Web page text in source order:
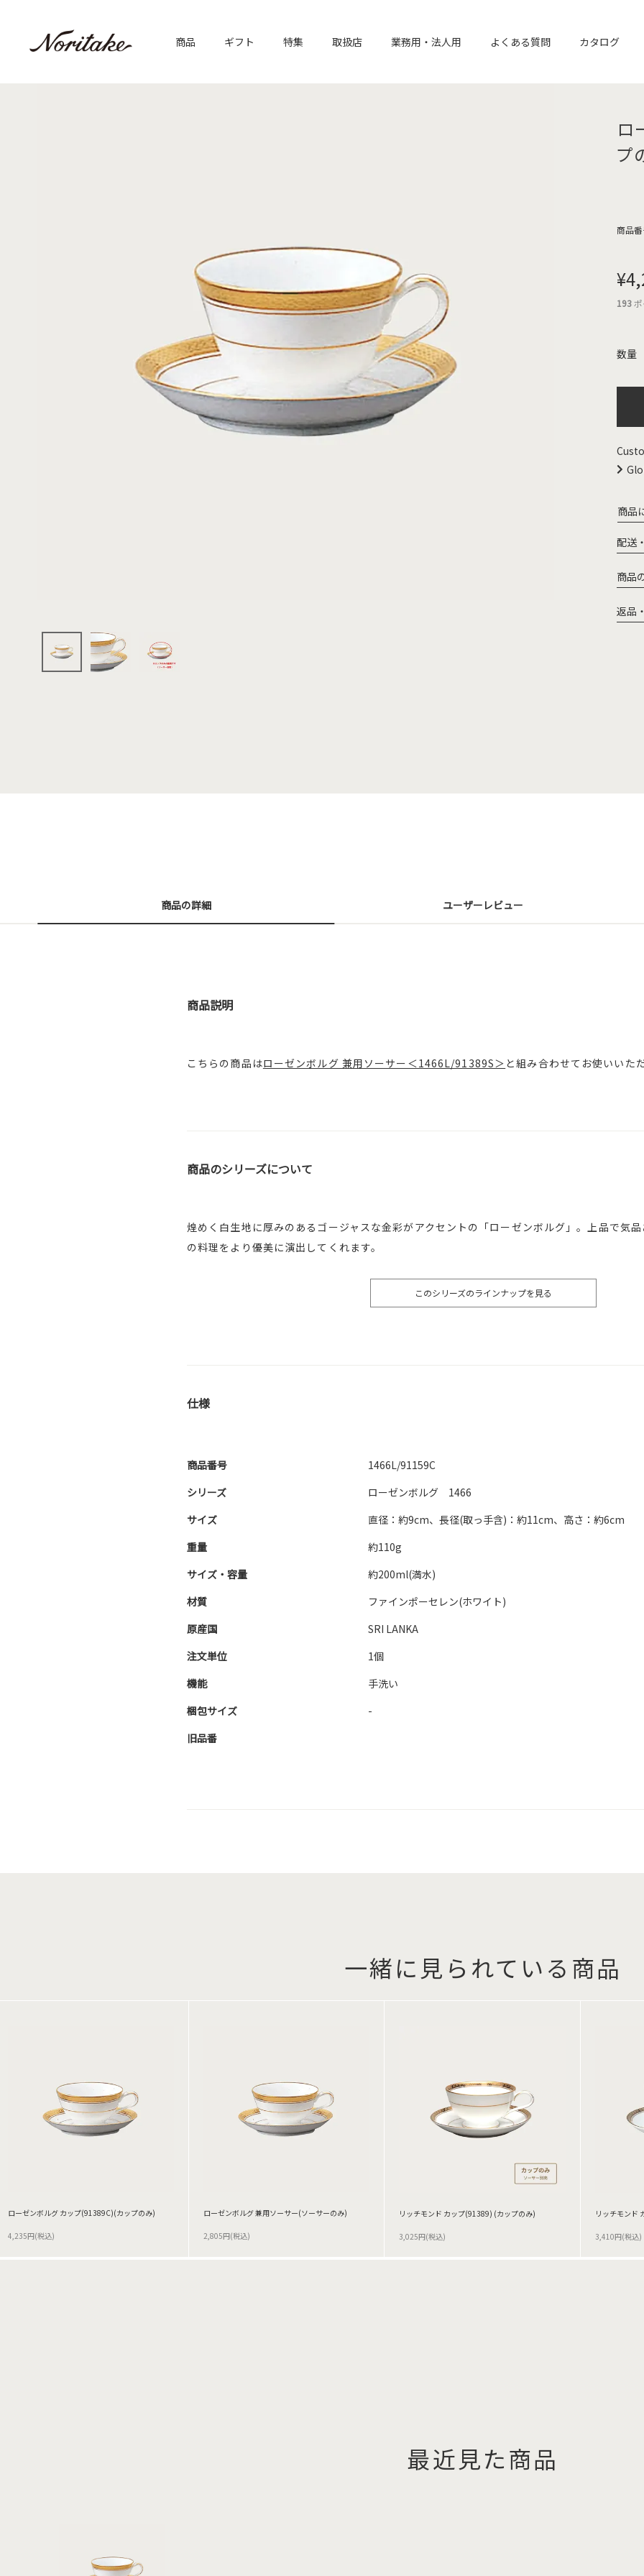
商品 ギフト 特集 取扱店 業務用・法人用 よくある質問 カタログ
ロ
プ
商品
¥
193
商品
配送
商品
返品
商品の詳細 ユーザーレビュー
商品説明
こちらの商品はローゼンボルグ 兼用ソーサー＜1466L/91389S＞ と組み合わせてお使いいた
商品のシリーズについて
煌めく白生地に厚みのあるゴージャスな金彩がアクセントの「ローゼンボルグ」。上品で気
の料理をより優美に演出してくれます。
このシリーズのラインナップを見る
仕様
商品番号
1466L/91159C
シリーズ
ローゼンボルグ 1466
サイズ
直径：約9cm、長径(取っ手含)：約11cm、高さ：約6cm
重量
約110g
サイズ・容量
約200ml(満水)
材質
ファインポーセレン(ホワイト)
原産国
SRI LANKA
注文単位
1個
機能
手洗い
梱包サイズ
-
旧品番
一緒に見られている商品
ローゼンボルグ カップ(91389C)(カップのみ)
4,235円(税込)
ローゼンボルグ 兼用ソーサー(ソーサーのみ)
2,805円(税込)
リッチモンド カップ(91389) (カップのみ)
3,025円(税込)
リッチモンド
3,410円(税込)
最近見た商品